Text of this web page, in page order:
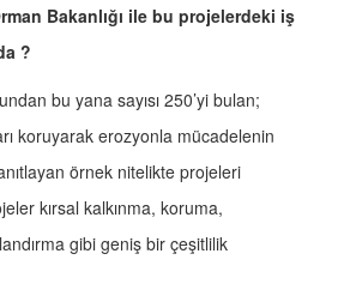
Bakanlığı ile bu projelerdeki iş
?
bu yana sayısı 250’yi bulan;
koruyarak erozyonla mücadelenin
örnek nitelikte projeleri
kırsal kalkınma, koruma,
gibi geniş bir çeşitlilik